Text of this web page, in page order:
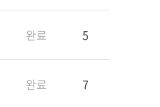
완료 5
완료 7